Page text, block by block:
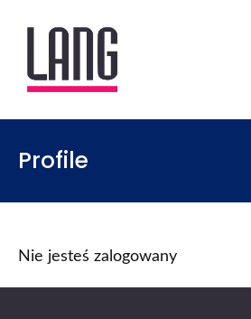
Profile
Nie jesteś zalogowany